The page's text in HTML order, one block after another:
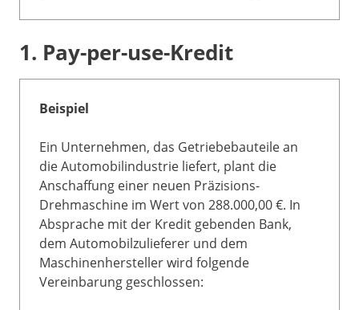
1. Pay-per-use-Kredit
Beispiel
Ein Unternehmen, das Getriebebauteile an
die Automobilindustrie liefert, plant die
Anschaffung einer neuen Präzisions-
Drehmaschine im Wert von 288.000,00 €. In
Absprache mit der Kredit gebenden Bank,
dem Automobilzulieferer und dem
Maschinenhersteller wird folgende
Vereinbarung geschlossen: